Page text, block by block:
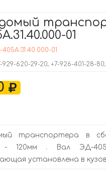
01
01
929-620-29-20; +7-926-401-28-
транспортера в
- 120мм . Вал ЭД-
установлена в